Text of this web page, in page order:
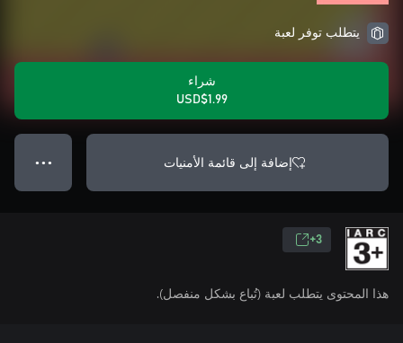
يتطلب توفر لعبة
شراء
USD$1.99
إضافة إلى قائمة الأمنيات ● ● ●
3+
هذا المحتوى يتطلب لعبة (تُباع بشكل منفصل).